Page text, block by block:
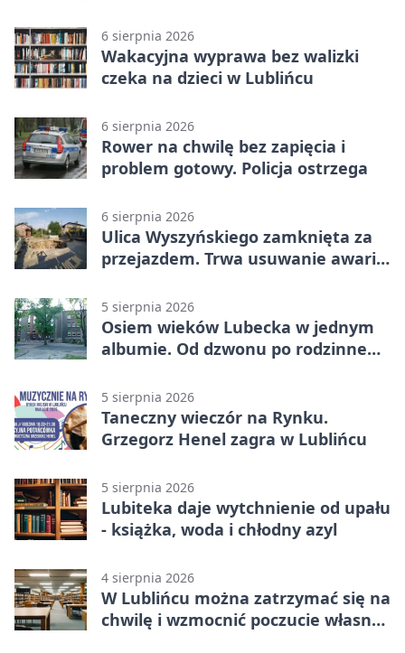
6 sierpnia 2026
Wakacyjna wyprawa bez walizki
czeka na dzieci w Lublińcu
6 sierpnia 2026
Rower na chwilę bez zapięcia i
problem gotowy. Policja ostrzega
6 sierpnia 2026
Ulica Wyszyńskiego zamknięta za
przejazdem. Trwa usuwanie awarii
5 sierpnia 2026
Osiem wieków Lubecka w jednym
albumie. Od dzwonu po rodzinne
5 sierpnia 2026
Taneczny wieczór na Rynku.
Grzegorz Henel zagra w Lublińcu
5 sierpnia 2026
Lubiteka daje wytchnienie od upału
- książka, woda i chłodny azyl
4 sierpnia 2026
W Lublińcu można zatrzymać się na
chwilę i wzmocnić poczucie własnej